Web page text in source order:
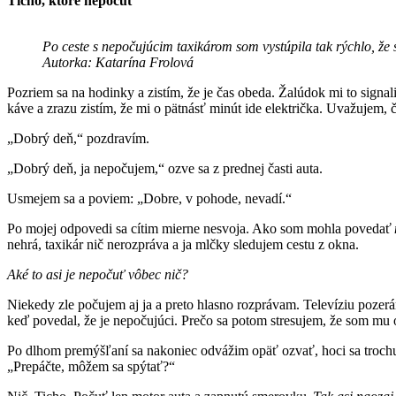
Po ceste s nepočujúcim taxikárom som vystúpila tak rýchlo, že
Autorka: Katarína Frolová
Pozriem sa na hodinky a zistím, že je čas obeda. Žalúdok mi to
káve a zrazu zistím, že mi o pätnásť minút ide električka.
„Dobrý deň,“ pozdravím.
„Dobrý deň, ja nepočujem,“ ozve sa z prednej časti auta.
Usmejem sa a poviem: „Dobre, v pohode, nevadí.“
Po mojej odpovedi sa cítim mierne nesvoja. Ako som mohla povedať
nehrá, taxikár nič nerozpráva a ja mlčky sledujem cestu z okna.
Aké to asi je nepočuť vôbec nič?
Niekedy zle počujem aj ja a preto hlasno rozprávam. Televíziu
keď povedal, že je nepočujúci. Prečo sa potom stresujem, že som
Po dlhom premýšľaní sa nakoniec odvážim opäť ozvať, hoci sa
„Prepáčte, môžem sa spýtať?“